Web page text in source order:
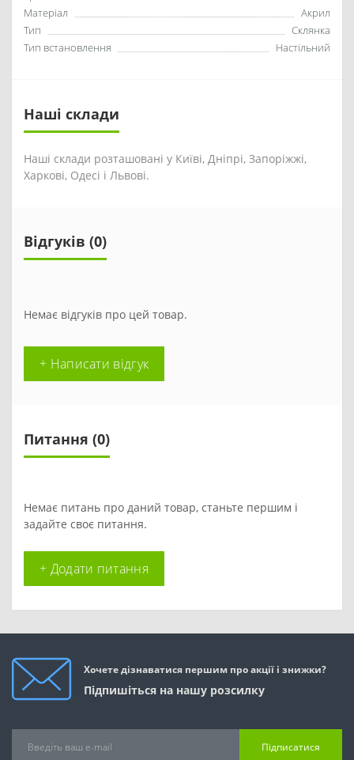
Матеріал
Акрил
Тип
Склянка
Тип встановлення
Настільний
Наші склади
Наші склади розташовані у Київі, Дніпрі, Запоріжжі,
Харкові, Одесі і Львові.
Відгуків (0)
Немає відгуків про цей товар.
+ Написати відгук
Питання (0)
Немає питань про даний товар, станьте першим і
задайте своє питання.
+ Додати питання
Хочете дізнаватися першим про акції і знижки?
Підпишіться на нашу розсилку
Підписатися